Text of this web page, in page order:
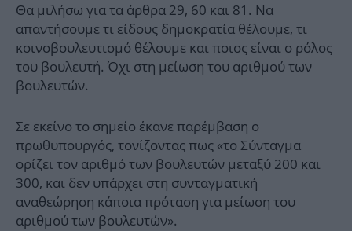
Θα μιλήσω για τα άρθρα 29, 60 και 81. Να
απαντήσουμε τι είδους δημοκρατία θέλουμε, τι
κοινοβουλευτισμό θέλουμε και ποιος είναι ο ρόλος
του βουλευτή. Όχι στη μείωση του αριθμού των
βουλευτών.
Σε εκείνο το σημείο έκανε παρέμβαση ο
πρωθυπουργός, τονίζοντας πως «το Σύνταγμα
ορίζει τον αριθμό των βουλευτών μεταξύ 200 και
300, και δεν υπάρχει στη συνταγματική
αναθεώρηση κάποια πρόταση για μείωση του
αριθμού των βουλευτών».